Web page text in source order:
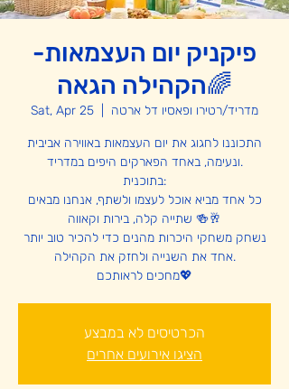
פיקניק יום העצמאות-
הקהילה הגאה🌈
Sat, Apr 25 מדריד/רטירו ופאסיו דל ארטה
התכוננו לחגוג את יום העצמאות באווירה אביבית
ונעימה, באחד הפארקים היפים במדריד.
בתוכנית:
כל אחד מביא אוכל לעצמו ולשתף, אנחנו מבאים
שתייה קלה, בירות וקאווה 🍻🥂
נשחק משחקי היכרות מהנים כדי להכיר טוב יותר
אחד את השנייה ולחזק את הקהילה.
מחכים לראותכם💖
הכרטיסים לא במבצע
הציגו אירועים אחרים